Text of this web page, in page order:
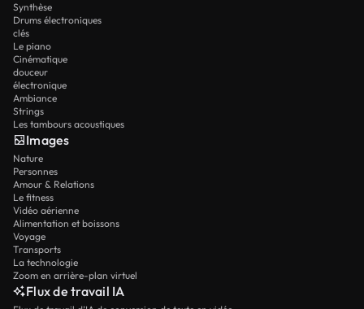
Synthèse
Drums électroniques
clés
Le piano
Cinématique
douceur
électronique
Ambiance
Strings
Les tambours acoustiques
Images
Nature
Personnes
Amour & Relations
Le fitness
Vidéo aérienne
Alimentation et boissons
Voyage
Transports
La technologie
Zoom en arrière-plan virtuel
Flux de travail IA